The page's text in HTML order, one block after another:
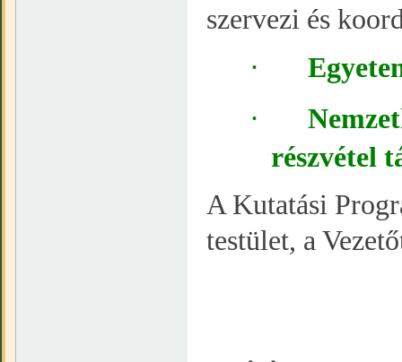
szervezi és
·
·
részvétel
A Kutatási
testület, a